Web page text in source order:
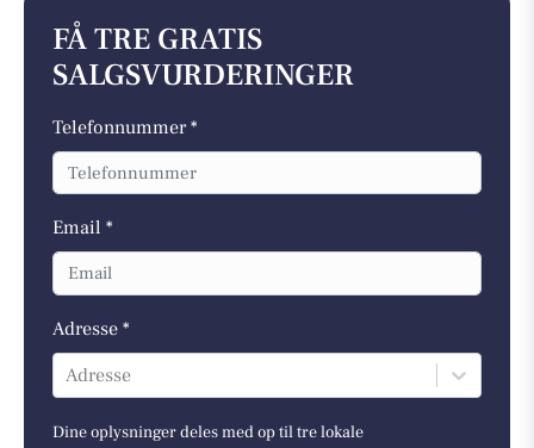
FÅ TRE GRATIS
SALGSVURDERINGER
Telefonnummer *
Email *
Adresse *
Adresse
Dine oplysninger deles med op til tre lokale